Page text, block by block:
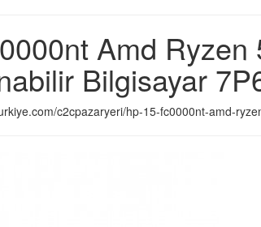
Amd
Bilgisayar
c2cpazaryeri/hp-15-fc0000nt-amd-